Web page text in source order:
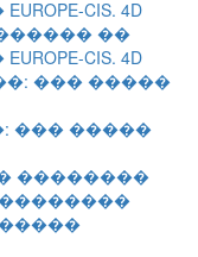
��
CIS. 4D
��� �����